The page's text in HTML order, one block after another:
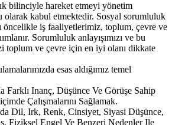
bilinciyle hareket etmeyi yönetim
olarak kabul etmektedir. Sosyal sorumluluk
öncelikle iş faaliyetlerimiz, toplum, çevre ve
Sorumluluk anlayışımızı ve bu
toplum ve çevre için en iyi olanı dikkate
esas aldığımız temel
Farklı Inanç, Düşünce Ve Görüşe Sahip
Çalışmalarını Sağlamak.
Dil, Irk, Renk, Cinsiyet, Siyasi Düşünce,
Fiziksel Engel Ve Benzeri Nedenler Ile